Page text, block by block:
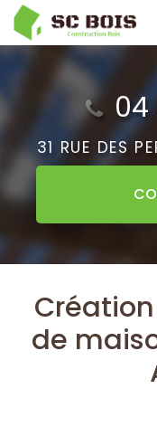
Aller
au
contenu
principal
31 RUE DES
de